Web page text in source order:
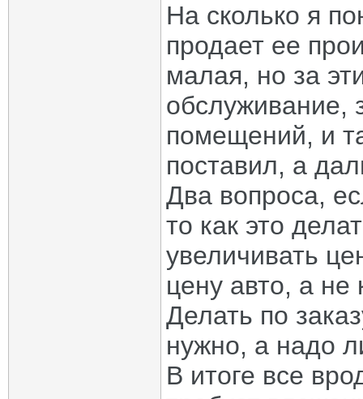
На сколько я
продает ее
малая, но за
обслуживание,
помещений, и
поставил, а
Два вопроса,
то как это
увеличивать
цену авто, а не
Делать по
нужно, а надо
В итоге все